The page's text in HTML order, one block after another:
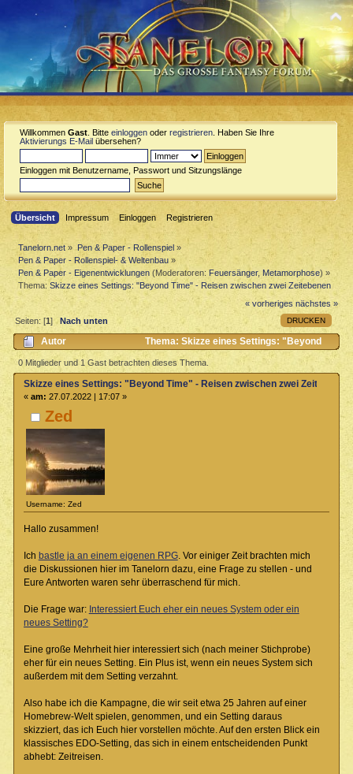
Willkommen Gast . Bitte einloggen oder registrieren . Haben Sie Ihre
Aktivierungs E-Mail übersehen?
Einloggen mit Benutzername, Passwort und Sitzungslänge
Übersicht Impressum Einloggen Registrieren
Tanelorn.net » Pen & Paper - Rollenspiel»
Pen & Paper - Rollenspiel- & Weltenbau »
Pen & Paper - Eigenentwicklungen (Moderatoren: Feuersänger,Metamorphose) »
Thema:Skizze eines Settings: "Beyond Time" - Reisen zwischen zwei Zeitebenen
« vorheriges nächstes »
DRUCKEN
Seiten: [1] Nach unten
Autor
Thema: Skizze eines Settings: "Beyond
Time" - Reisen zwischen zwei Zeitebenen (Gelesen 4059 mal)
0 Mitglieder und 1 Gast betrachten dieses Thema.
Zed
Username: Zed
Skizze eines Settings: "Beyond Time" - Reisen zwischen zwei Zeitebenen
« am: 27.07.2022 | 17:07 »
Hallo zusammen!
Ich bastle ja an einem eigenen RPG. Vor einiger Zeit brachten mich
die Diskussionen hier im Tanelorn dazu, eine Frage zu stellen - und
Eure Antworten waren sehr überraschend für mich.
Die Frage war: Interessiert Euch eher ein neues System oder ein
neues Setting?
Eine große Mehrheit hier interessiert sich (nach meiner Stichprobe)
eher für ein neues Setting. Ein Plus ist, wenn ein neues System sich
außerdem mit dem Setting verzahnt.
Also habe ich die Kampagne, die wir seit etwa 25 Jahren auf einer
Homebrew-Welt spielen, genommen, und ein Setting daraus
skizziert, das ich Euch hier vorstellen möchte. Auf den ersten Blick ein
klassisches EDO-Setting, das sich in einem entscheidenden Punkt
abhebt: Zeitreisen.